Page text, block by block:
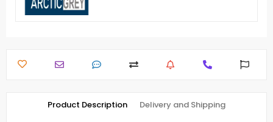
Product Description Delivery and Shipping